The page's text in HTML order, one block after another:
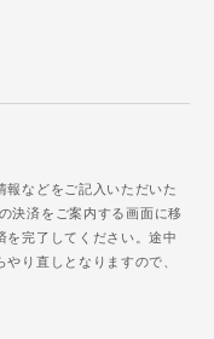
報などをご記入いただいた
決済をご案内する画面に移
を完了してください。途中
り直しとなりますので、